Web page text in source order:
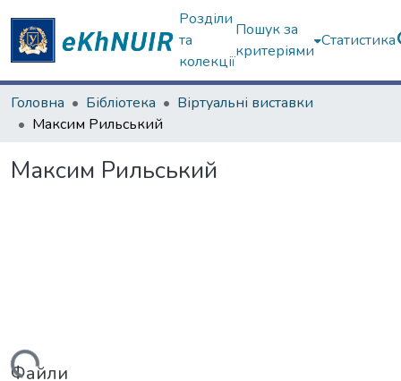
Розділи
та
колекції
Пошук за
критеріями
Статистика
Головна Бібліотека
Віртуальні виставки
Максим Рильський
Максим Рильський
Файли